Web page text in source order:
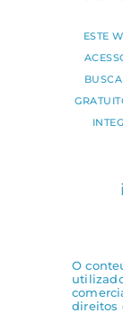
ESTE
O
direitos